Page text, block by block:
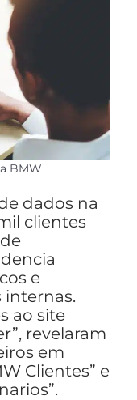
BMW
dados na
clientes
e
internas.
ao site
revelaram
em
Clientes” e